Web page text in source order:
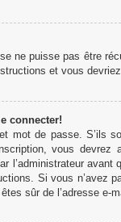
ne puisse pas être
et vous
connecter!
mot de passe.
vous
l’administrateur
Si vous n’avez
sûr de l’adresse e-